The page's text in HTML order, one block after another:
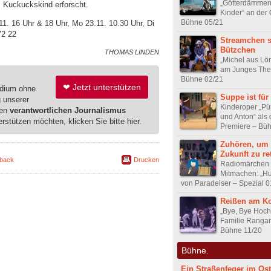
erforscht.
16 Uhr & 18 Uhr, Mo 23.11. 10.30 Uhr, Di
22
THOMAS LINDEN
❤ Jetzt unterstützen
ohne
unserer
verantwortlichen Journalismus
möchten, klicken Sie bitte hier.
Drucken
Kinder“ an der
Bühne 05/21
Streamchen
Bützchen
„Michel aus
am Junges
Bühne 02/21
Suppe ist für
Kinderoper
und Anton“ als
Premiere –
Zuhören, um
Zukunft zu
Radiomärchen
Mitmachen:
von Paradeiser – Spezial
Reißen am
„Bye, Bye
Familie
Bühne 11/20
Bühne.
Ein Straßenfeger im